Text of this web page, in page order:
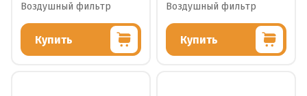
Воздушный фильтр
Купить
Воздушный фильтр
Купить